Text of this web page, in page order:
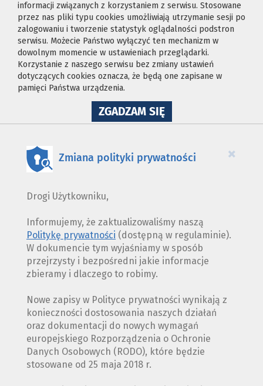
informacji związanych z korzystaniem z serwisu. Stosowane
przez nas pliki typu cookies umożliwiają utrzymanie sesji po
zalogowaniu i tworzenie statystyk oglądalności podstron
serwisu. Możecie Państwo wyłączyć ten mechanizm w
dowolnym momencie w ustawieniach przeglądarki.
Korzystanie z naszego serwisu bez zmiany ustawień
dotyczących cookies oznacza, że będą one zapisane w
pamięci Państwa urządzenia.
ZGADZAM SIĘNA
WYKORZYSTANIE
×
Zmiana polityki prywatności
Drogi Użytkowniku,
Informujemy, że zaktualizowaliśmy naszą
Politykę prywatności (dostępną w regulaminie).
W dokumencie tym wyjaśniamy w sposób
przejrzysty i bezpośredni jakie informacje
zbieramy i dlaczego to robimy.
Nowe zapisy w Polityce prywatności wynikają z
konieczności dostosowania naszych działań
oraz dokumentacji do nowych wymagań
europejskiego Rozporządzenia o Ochronie
Danych Osobowych (RODO), które będzie
stosowane od 25 maja 2018 r.